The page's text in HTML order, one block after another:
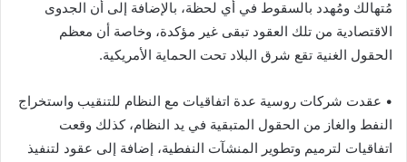
مُتهالك ومُهدد بالسقوط في أي لحظة، بالإضافة إلى أن الجدوى
الاقتصادية من تلك العقود تبقى غير مؤكدة، وخاصة أن معظم
الحقول الغنية تقع شرق البلاد تحت الحماية الأمريكية.
• عقدت شركات روسية عدة اتفاقيات مع النظام للتنقيب واستخراج
النفط والغاز من الحقول المتبقية في يد النظام، كذلك وقعت
اتفاقيات لترميم وتطوير المنشآت النفطية، إضافة إلى عقود لتنفيذ